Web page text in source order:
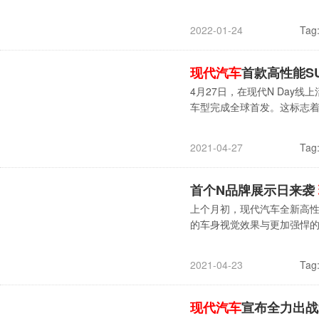
2022-01-24 Tag:
现代汽车首款高性能SUV
4月27日，在现代N Day线上
车型完成全球首发。这标志
2021-04-27 Tag:
首个N品牌展示日来袭
上个月初，现代汽车全新高
的车身视觉效果与更加强悍
2021-04-23 Tag:
现代汽车宣布全力出